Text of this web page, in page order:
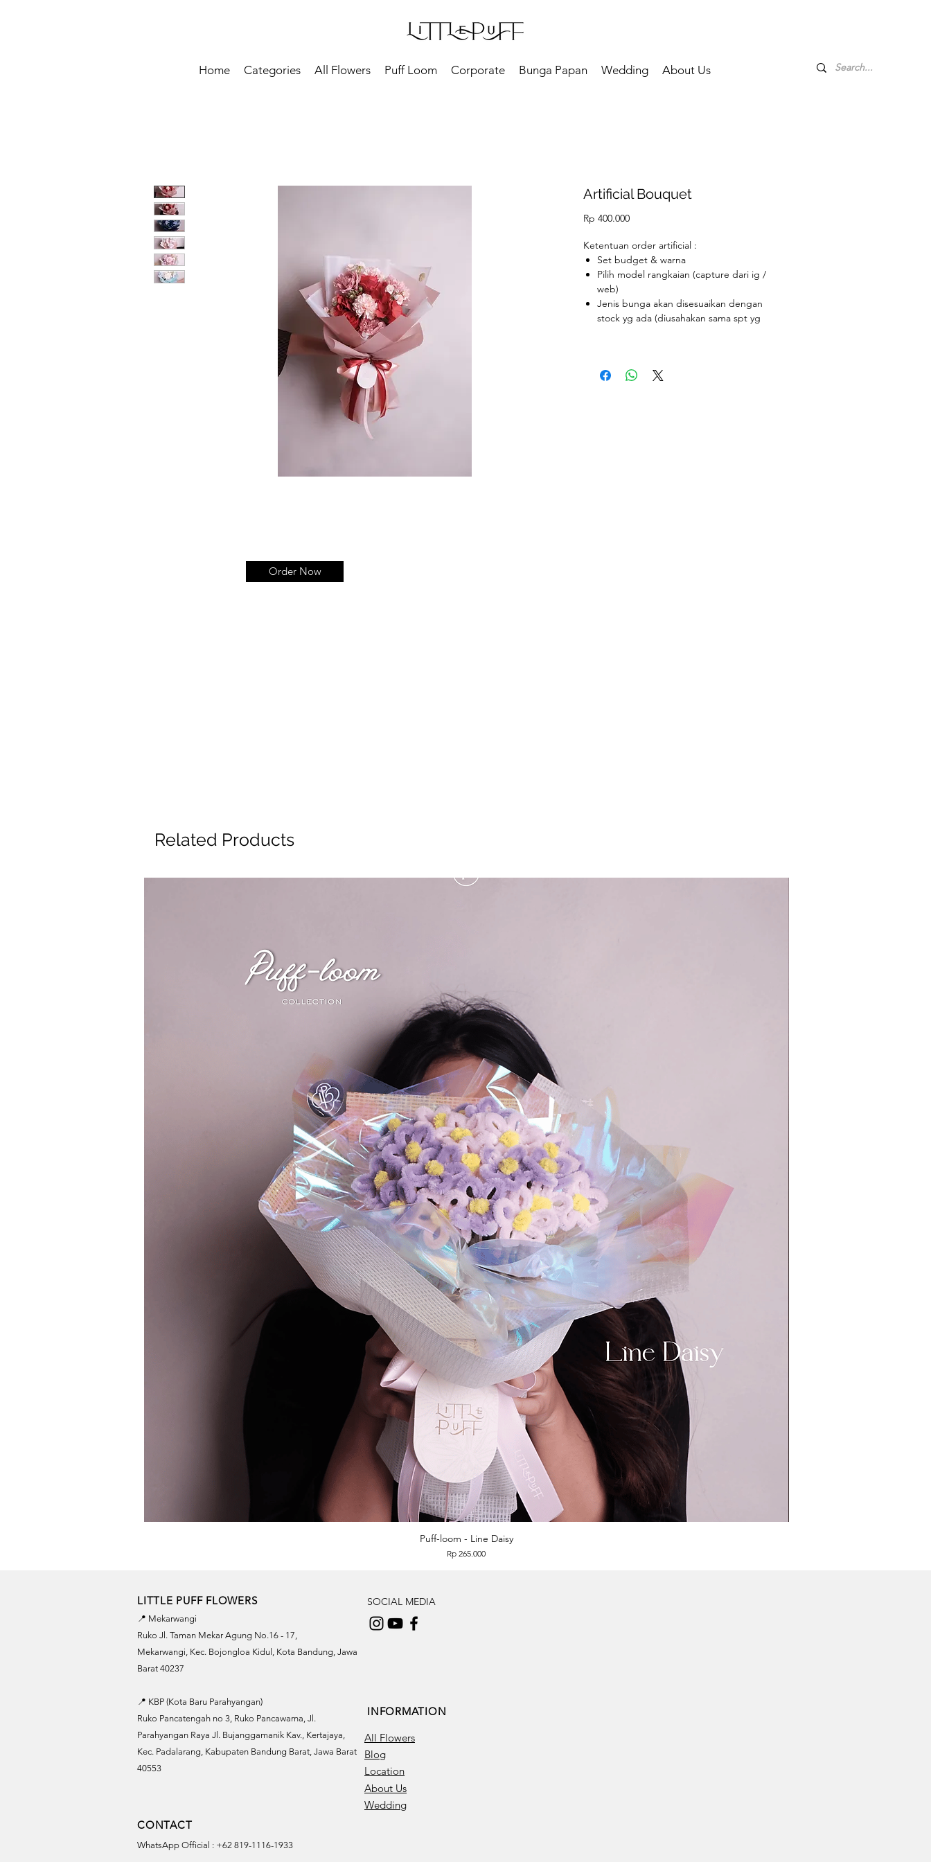
Home Categories All Flowers Puff Loom Corporate Bunga Papan Wedding About Us
Order Now
Related Products
Quick View
Puff-loom - Line Daisy
Price
Rp 265.000
Artificial Bouquet
Rp 400.000Price
Ketentuan order artificial :
Set budget & warna
Pilih model rangkaian (capture dari ig /
web)
Jenis bunga akan disesuaikan dengan
stock yg ada (diusahakan sama spt yg
(bila stock kosong, akan dipilihkan yg
LITTLE PUFF FLOWERS
📍 Mekarwangi
Ruko Jl. Taman Mekar Agung No.16 - 17,
Mekarwangi, Kec. Bojongloa Kidul, Kota Bandung, Jawa
Barat 40237
📍 KBP (Kota Baru Parahyangan)
Ruko Pancatengah no 3, Ruko Pancawarna, Jl.
Parahyangan Raya Jl. Bujanggamanik Kav., Kertajaya,
Kec. Padalarang, Kabupaten Bandung Barat, Jawa Barat
40553
CONTACT
WhatsApp Official : +62 819-1116-1933
SOCIAL MEDIA
INFORMATION
All Flowers
Blog
Location
About Us
Wedding